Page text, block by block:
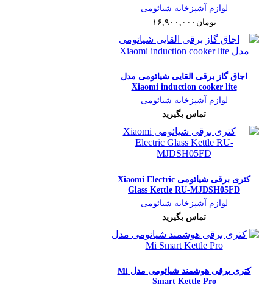
لوازم آشپزخانه شیائومی
تومان ۱۶,۹۰۰,۰۰۰
اجاق گاز برقی القایی شیائومی مدل
Xiaomi induction cooker lite
لوازم آشپزخانه شیائومی
تماس بگیرید
کتری برقی شیائومی Xiaomi Electric
Glass Kettle RU-MJDSH05FD
لوازم آشپزخانه شیائومی
تماس بگیرید
کتری برقی هوشمند شیائومی مدل Mi
Smart Kettle Pro